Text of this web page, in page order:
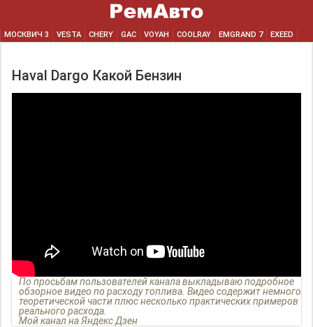
МОСКВИЧ 3 VESTA CHERY GAC VOYAH COOLRAY EMGRAND 7 EXEED
Haval Dargo Какой Бензин
По просьбам пользователей канала выкладываю подробное
обзорное видео по расходу топлива. Видео содержит немного
теоретической части плюс несколько практических примеров
реального расхода.
Мой канал на Яндекс Дзен